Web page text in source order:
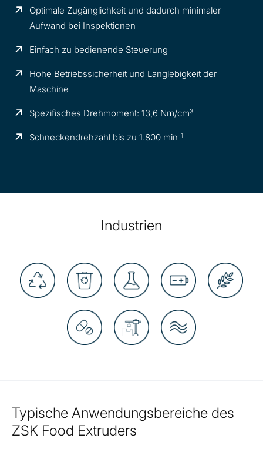
Optimale Zugänglichkeit und dadurch minimaler
Aufwand bei Inspektionen
Einfach zu bedienende Steuerung
Hohe Betriebssicherheit und Langlebigkeit der
Maschine
Spezifisches Drehmoment: 13,6 Nm/cm3
Schneckendrehzahl bis zu 1.800 min-1
Industrien
Typische Anwendungsbereiche des
ZSK Food Extruders